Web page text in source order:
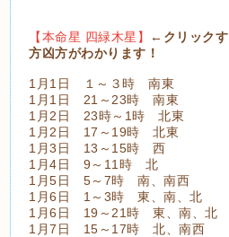
【本命星 四緑木星】
←クリック
方凶方がわかります！
1月1日 １～３時 南東
1月1日 21～23時 南東
1月2日 23時～1時 北東
1月2日 17～19時 北東
1月3日 13～15時 西
1月4日 9～11時 北
1月5日 5～7時 南、南西
1月6日 1～3時 東、南、北
1月6日 19～21時 東、南、北
1月7日 15～17時 北、南西